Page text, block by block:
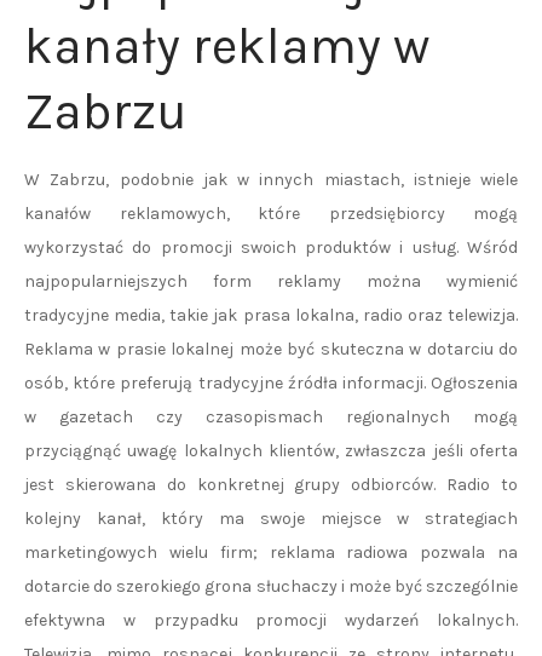
kanały reklamy w
Zabrzu
W Zabrzu, podobnie jak w innych miastach, istnieje wiele
kanałów reklamowych, które przedsiębiorcy mogą
wykorzystać do promocji swoich produktów i usług. Wśród
najpopularniejszych form reklamy można wymienić
tradycyjne media, takie jak prasa lokalna, radio oraz telewizja.
Reklama w prasie lokalnej może być skuteczna w dotarciu do
osób, które preferują tradycyjne źródła informacji. Ogłoszenia
w gazetach czy czasopismach regionalnych mogą
przyciągnąć uwagę lokalnych klientów, zwłaszcza jeśli oferta
jest skierowana do konkretnej grupy odbiorców. Radio to
kolejny kanał, który ma swoje miejsce w strategiach
marketingowych wielu firm; reklama radiowa pozwala na
dotarcie do szerokiego grona słuchaczy i może być szczególnie
efektywna w przypadku promocji wydarzeń lokalnych.